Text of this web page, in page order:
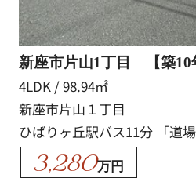
4LDK / 98.94㎡
新座市片山１丁目
ひばりヶ丘駅バス11分 「道
3,280万円